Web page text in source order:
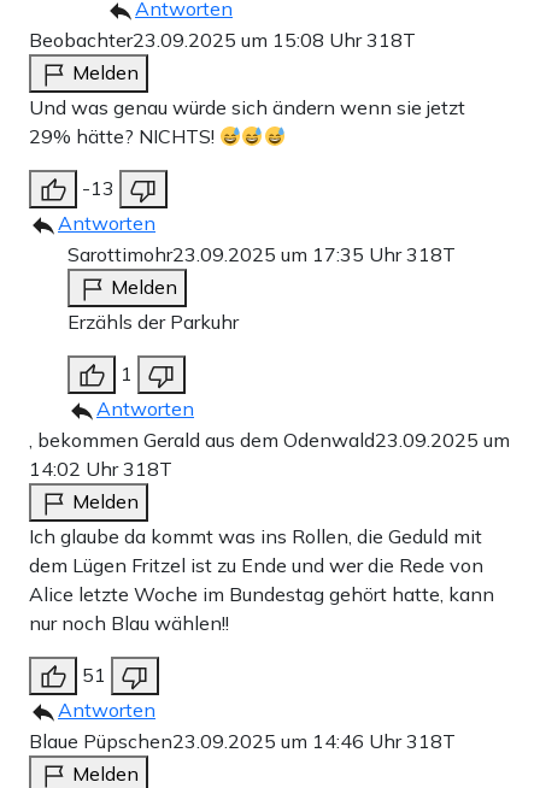
Antworten
Beobachter23.09.2025 um 15:08 Uhr318T
Melden
Und was genau würde sich ändern wenn sie jetzt
29% hätte? NICHTS!
-13
Antworten
Sarottimohr23.09.2025 um 17:35 Uhr318T
Melden
Erzähls der Parkuhr
1
Antworten
, bekommen Gerald aus dem Odenwald23.09.2025 um
14:02 Uhr318T
Melden
Ich glaube da kommt was ins Rollen, die Geduld mit
dem Lügen Fritzel ist zu Ende und wer die Rede von
Alice letzte Woche im Bundestag gehört hatte, kann
nur noch Blau wählen!!
51
Antworten
Blaue Püpschen23.09.2025 um 14:46 Uhr318T
Melden